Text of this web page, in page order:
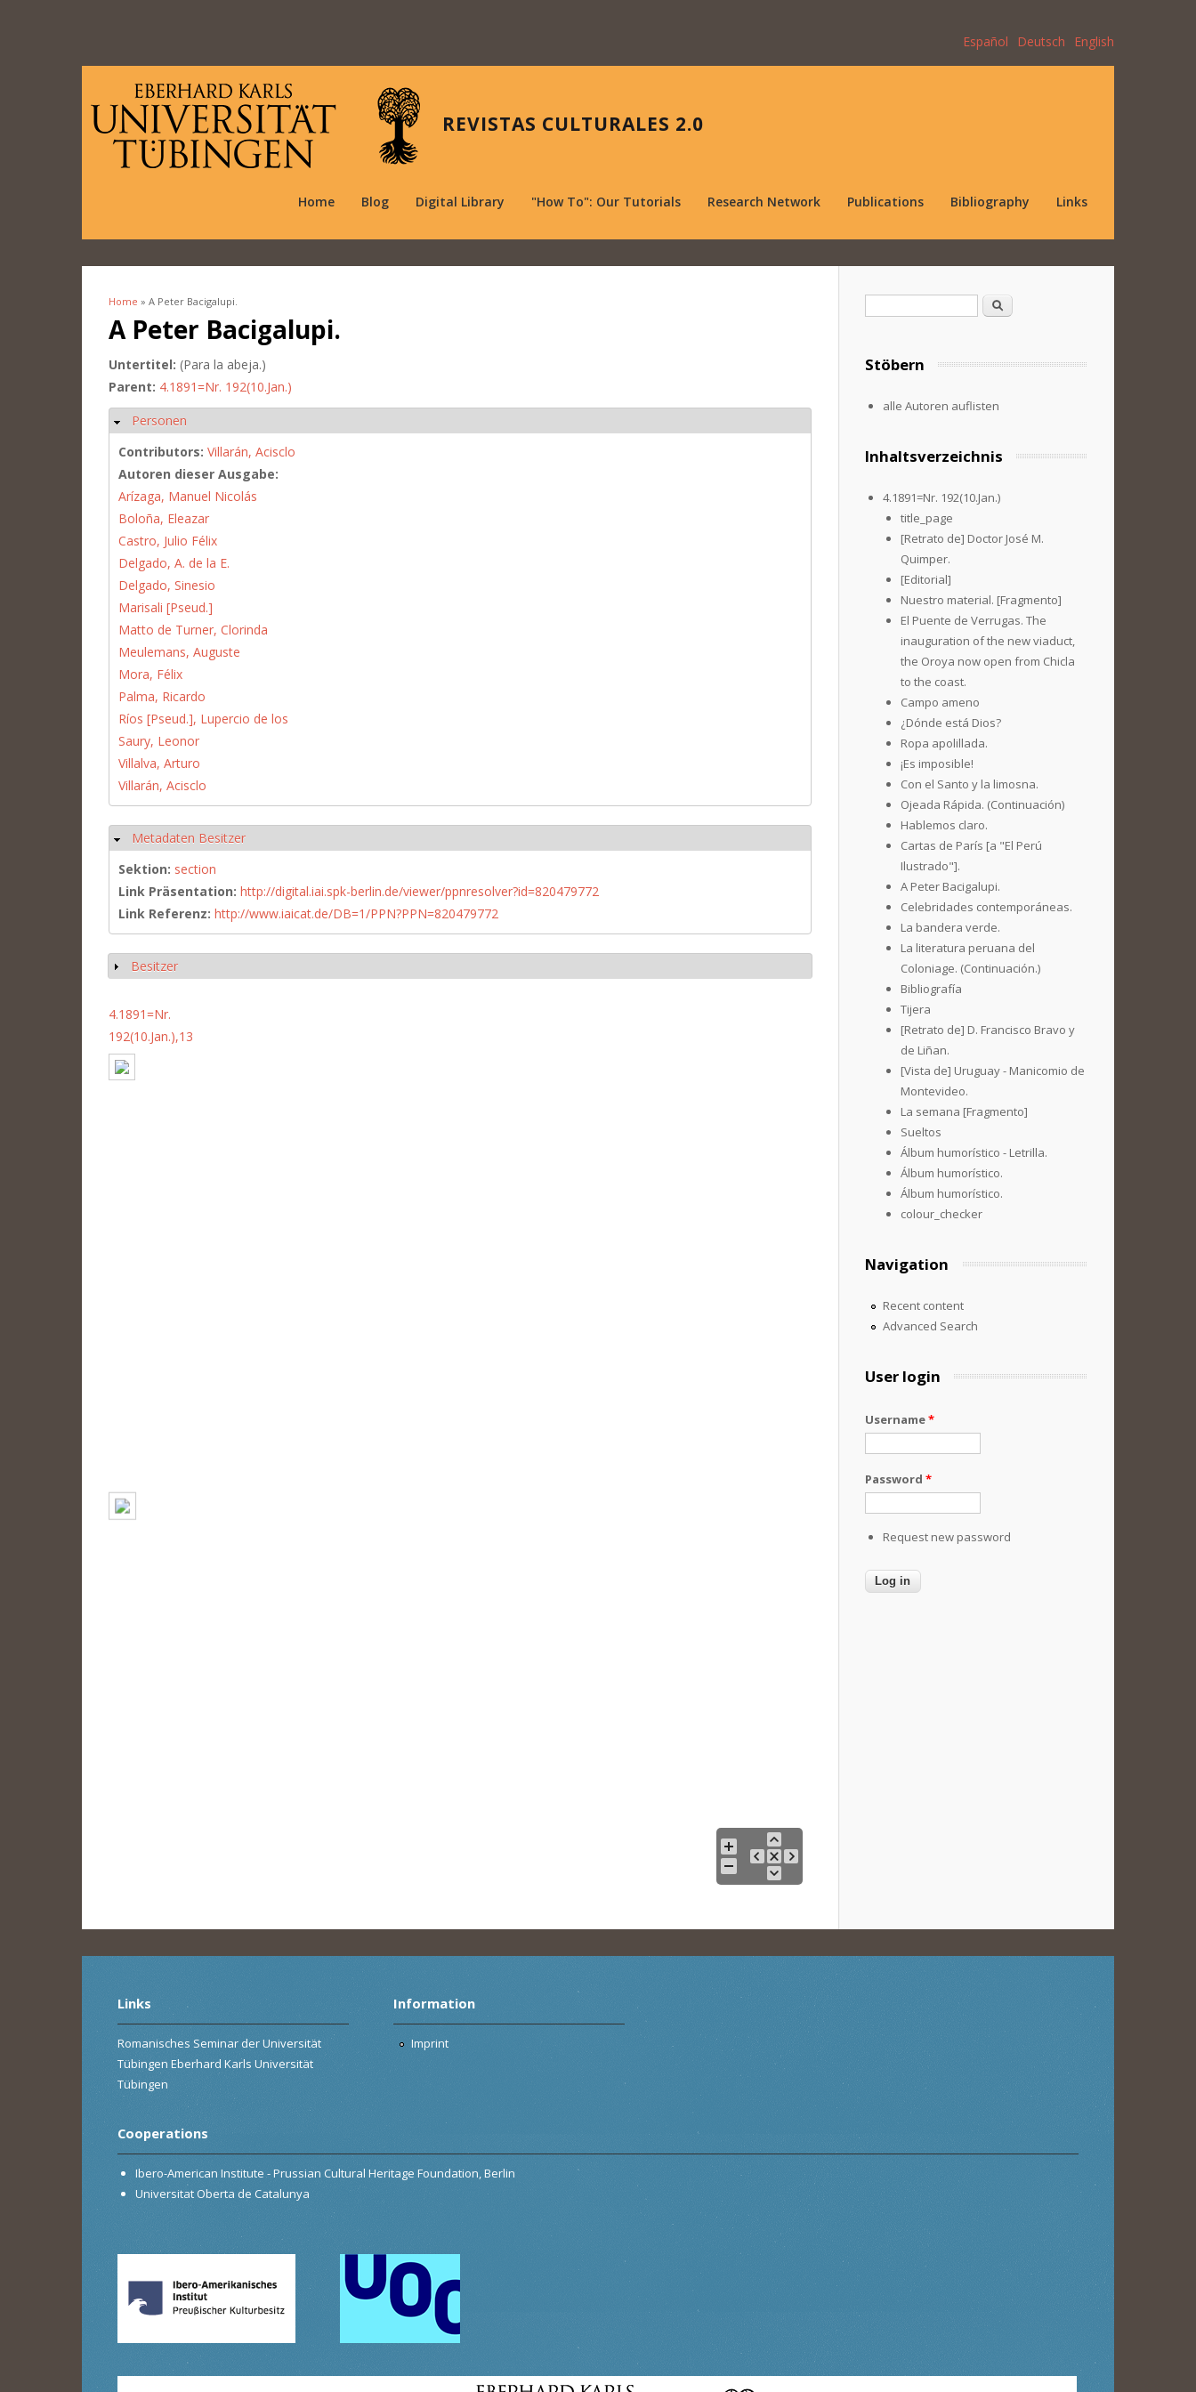
Español Deutsch English
REVISTAS CULTURALES 2.0
Home Blog Digital Library "How To": Our Tutorials Research Network Publications Bibliography Links
You are here
Home » A Peter Bacigalupi.
A Peter Bacigalupi.
Untertitel: (Para la abeja.)
Parent: 4.1891=Nr. 192(10.Jan.)
Hide
Personen
Contributors: Villarán, Acisclo
Autoren dieser Ausgabe:
Arízaga, Manuel Nicolás
Boloña, Eleazar
Castro, Julio Félix
Delgado, A. de la E.
Delgado, Sinesio
Marisali [Pseud.]
Matto de Turner, Clorinda
Meulemans, Auguste
Mora, Félix
Palma, Ricardo
Ríos [Pseud.], Lupercio de los
Saury, Leonor
Villalva, Arturo
Villarán, Acisclo
Hide
Metadaten Besitzer
Sektion: section
Link Präsentation: http://digital.iai.spk-berlin.de/viewer/ppnresolver?id=820479772
Link Referenz: http://www.iaicat.de/DB=1/PPN?PPN=820479772
Show
Besitzer
4.1891=Nr.
192(10.Jan.),13
Search
Stöbern
alle Autoren auflisten
Inhaltsverzeichnis
4.1891=Nr. 192(10.Jan.)
title_page
[Retrato de] Doctor José M.
Quimper.
[Editorial]
Nuestro material. [Fragmento]
El Puente de Verrugas. The
inauguration of the new viaduct,
the Oroya now open from Chicla
to the coast.
Campo ameno
¿Dónde está Dios?
Ropa apolillada.
¡Es imposible!
Con el Santo y la limosna.
Ojeada Rápida. (Continuación)
Hablemos claro.
Cartas de París [a "El Perú
Ilustrado"].
A Peter Bacigalupi.
Celebridades contemporáneas.
La bandera verde.
La literatura peruana del
Coloniage. (Continuación.)
Bibliografía
Tijera
[Retrato de] D. Francisco Bravo y
de Liñan.
[Vista de] Uruguay - Manicomio de
Montevideo.
La semana [Fragmento]
Sueltos
Álbum humorístico - Letrilla.
Álbum humorístico.
Álbum humorístico.
colour_checker
Navigation
Recent content
Advanced Search
User login
Username*
Password *
Request new password
Links
Romanisches Seminar der Universität
Tübingen Eberhard Karls Universität
Tübingen
Information
Imprint
Cooperations
Ibero-American Institute - Prussian Cultural Heritage Foundation, Berlin
Universitat Oberta de Catalunya